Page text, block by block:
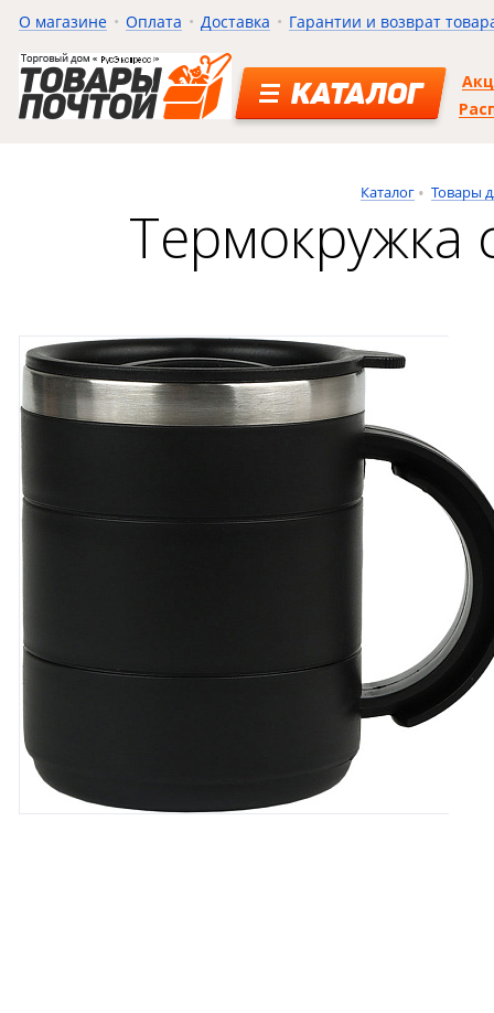
О магазине Оплата Доставка Гарантии и возврат
КАТАЛОГ
Каталог Товары
Термокружка